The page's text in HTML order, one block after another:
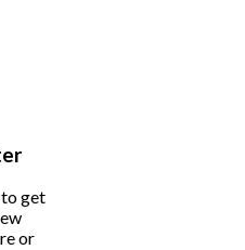
get
or